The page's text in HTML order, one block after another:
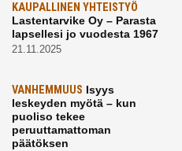
KAUPALLINEN YHTEISTYÖ
Lastentarvike Oy – Parasta
lapsellesi jo vuodesta 1967
21.11.2025
VANHEMMUUS Isyys
leskeyden myötä – kun
puoliso tekee
peruuttamattoman
päätöksen